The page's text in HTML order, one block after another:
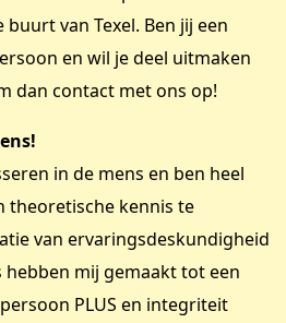
van Texel. Ben jij een
en wil je deel uitmaken
dan contact met ons op!
in de mens en ben heel
theoretische kennis te
van ervaringsdeskundigheid
mij gemaakt tot een
PLUS en integriteit